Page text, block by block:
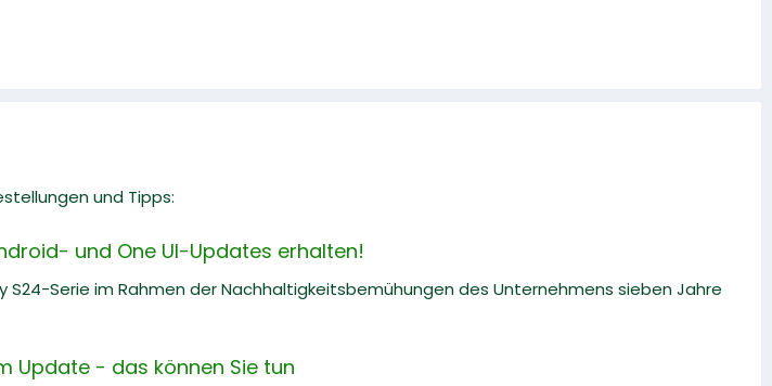
und Tipps:
und One UI-Updates erhalten!
Serie im Rahmen der Nachhaltigkeitsbemühungen des Unternehmens sieben Jahre
Update - das können Sie tun